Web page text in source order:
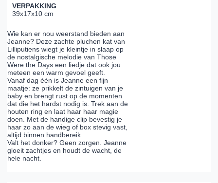
VERPAKKING
39x17x10 cm
Wie kan er nou weerstand bieden aan
Jeanne? Deze zachte pluchen kat van
Lilliputiens wiegt je kleintje in slaap op
de nostalgische melodie van Those
Were the Days een liedje dat ook jou
meteen een warm gevoel geeft.
Vanaf dag één is Jeanne een fijn
maatje: ze prikkelt de zintuigen van je
baby en brengt rust op de momenten
dat die het hardst nodig is. Trek aan de
houten ring en laat haar haar magie
doen. Met de handige clip bevestig je
haar zo aan de wieg of box stevig vast,
altijd binnen handbereik.
Valt het donker? Geen zorgen. Jeanne
gloeit zachtjes en houdt de wacht, de
hele nacht.